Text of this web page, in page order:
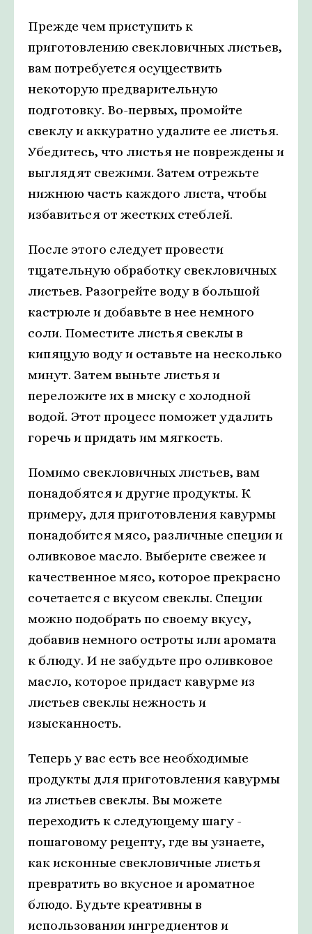
Прежде чем приступить к
приготовлению свекловичных листьев,
вам потребуется осуществить
некоторую предварительную
подготовку. Во-первых, промойте
свеклу и аккуратно удалите ее листья.
Убедитесь, что листья не повреждены и
выглядят свежими. Затем отрежьте
нижнюю часть каждого листа, чтобы
избавиться от жестких стеблей.
После этого следует провести
тщательную обработку свекловичных
листьев. Разогрейте воду в большой
кастрюле и добавьте в нее немного
соли. Поместите листья свеклы в
кипящую воду и оставьте на несколько
минут. Затем выньте листья и
переложите их в миску с холодной
водой. Этот процесс поможет удалить
горечь и придать им мягкость.
Помимо свекловичных листьев, вам
понадобятся и другие продукты. К
примеру, для приготовления кавурмы
понадобится мясо, различные специи и
оливковое масло. Выберите свежее и
качественное мясо, которое прекрасно
сочетается с вкусом свеклы. Специи
можно подобрать по своему вкусу,
добавив немного остроты или аромата
к блюду. И не забудьте про оливковое
масло, которое придаст кавурме из
листьев свеклы нежность и
изысканность.
Теперь у вас есть все необходимые
продукты для приготовления кавурмы
из листьев свеклы. Вы можете
переходить к следующему шагу -
пошаговому рецепту, где вы узнаете,
как исконные свекловичные листья
превратить во вкусное и ароматное
блюдо. Будьте креативны в
использовании ингредиентов и